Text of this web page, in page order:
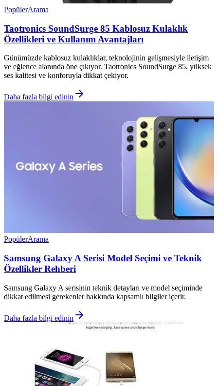
PopülerArama
Taotronics SoundSurge 85 Kablosuz Kulaklık
Özellikleri ve Kullanım Avantajları
Günümüzde kablosuz kulaklıklar, teknolojinin gelişmesiyle iletişim
ve eğlence alanında öne çıkıyor. Taotronics SoundSurge 85, yüksek
ses kalitesi ve konforuyla dikkat çekiyor.
Daha fazla bilgi edinin
PopülerArama
Samsung Galaxy A Serisi Model Seçimi ve Teknik
Özellikler Rehberi
Samsung Galaxy A serisinin teknik detayları ve model seçiminde
dikkat edilmesi gerekenler hakkında kapsamlı bilgiler içerir.
Daha fazla bilgi edinin